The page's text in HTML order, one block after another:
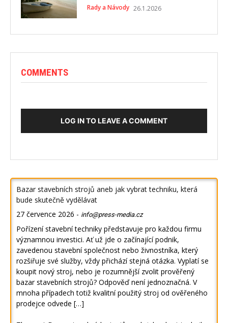
Rady a Návody 26.1.2026
COMMENTS
LOG IN TO LEAVE A COMMENT
Bazar stavebních strojů aneb jak vybrat techniku, která
bude skutečně vydělávat
27 července 2026 - info@press-media.cz
Pořízení stavební techniky představuje pro každou firmu
významnou investici. Ať už jde o začínající podnik,
zavedenou stavební společnost nebo živnostníka, který
rozšiřuje své služby, vždy přichází stejná otázka. Vyplatí se
koupit nový stroj, nebo je rozumnější zvolit prověřený
bazar stavebních strojů? Odpověď není jednoznačná. V
mnoha případech totiž kvalitní použitý stroj od ověřeného
prodejce odvede […]